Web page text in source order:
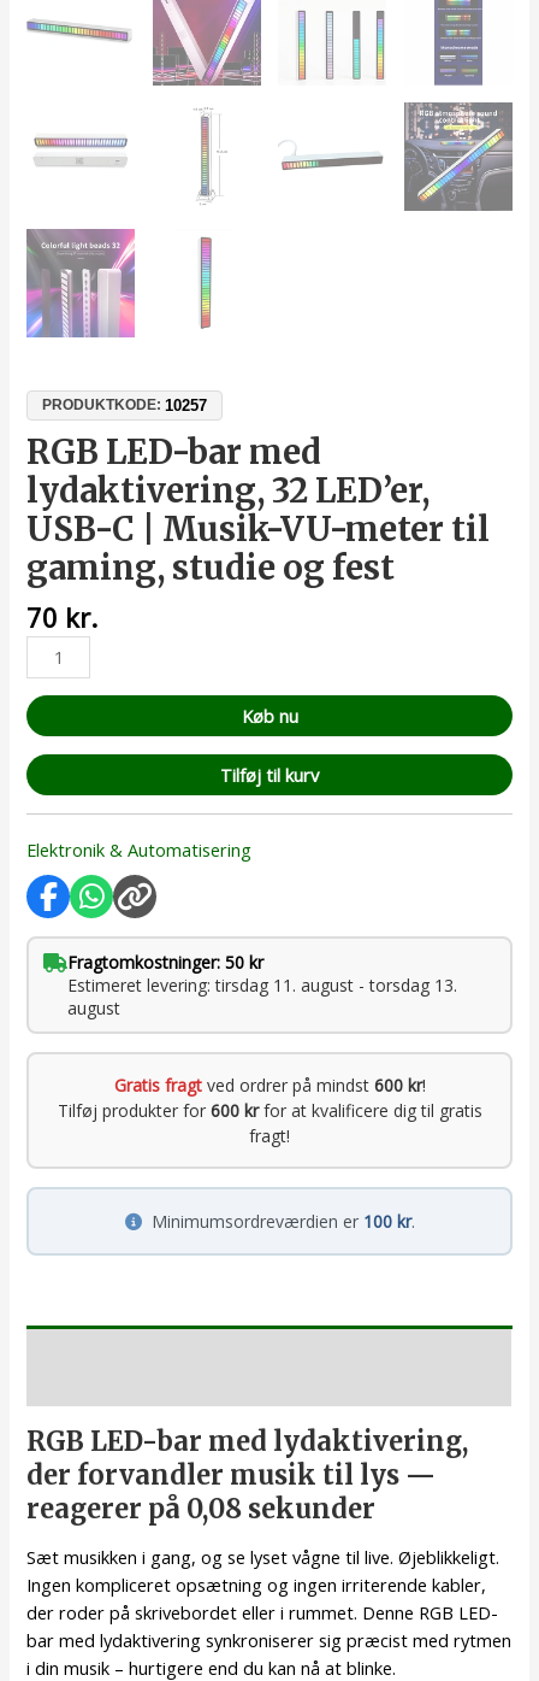
PRODUKTKODE:10257
RGB LED-bar med
lydaktivering, 32 LED’er,
USB-C | Musik-VU-meter til
gaming, studie og fest
70 kr.
Køb nu
Tilføj til kurv
Elektronik & Automatisering
Fragtomkostninger: 50 kr
Estimeret levering: tirsdag 11. august - torsdag 13.
august
Gratis fragtved ordrer på mindst 600 kr!
Tilføj produkter for 600 krfor at kvalificere dig til gratis
fragt!
Minimumsordreværdien er 100 kr.
RGB LED-bar med lydaktivering,
der forvandler musik til lys —
reagerer på 0,08 sekunder
Sæt musikken i gang, og se lyset vågne til live. Øjeblikkeligt.
Ingen kompliceret opsætning og ingen irriterende kabler,
der roder på skrivebordet eller i rummet. Denne RGB LED-
bar med lydaktivering synkroniserer sig præcist med rytmen
i din musik – hurtigere end du kan nå at blinke.